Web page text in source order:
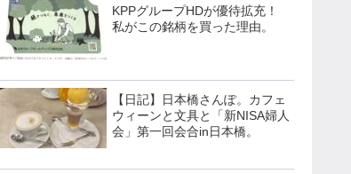
KPPグループHDが優待拡充！
私がこの銘柄を買った理由。
【日記】日本橋さんぽ。カフェ
ウィーンと文具と「新NISA婦人
会」第一回会合in日本橋。